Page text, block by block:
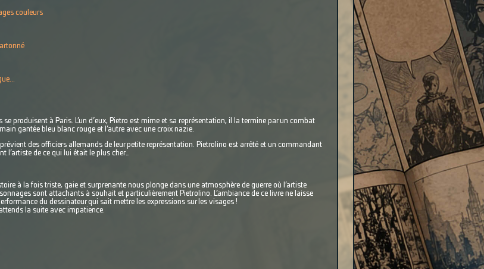
couleurs
produisent à Paris. L’un d’eux, Pietro est mime et sa représentation, il la termine par un combat
gantée bleu blanc rouge et l’autre avec une croix nazie.
des officiers allemands de leur petite représentation. Pietrolino est arrêté et un commandant
de ce qui lui était le plus cher…
à la fois triste, gaie et surprenante nous plonge dans une atmosphère de guerre où l’artiste
sont attachants à souhait et particulièrement Pietrolino. L’ambiance de ce livre ne laisse
du dessinateur qui sait mettre les expressions sur les visages !
la suite avec impatience.